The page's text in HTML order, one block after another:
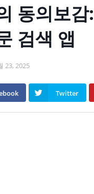
동의보
검색 앱
23, 2025
Twitter